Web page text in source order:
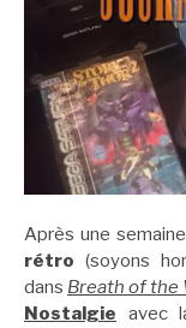
Après une
rétro (soyons
dans Breath of the
Nostalgie avec